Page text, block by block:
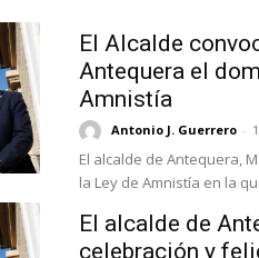
El Alcalde
Antequera el
Amnistía
Antonio J. Guerrero -
El alcalde de Antequera,
la Ley de Amnistía en la
El alcalde de
celebración y